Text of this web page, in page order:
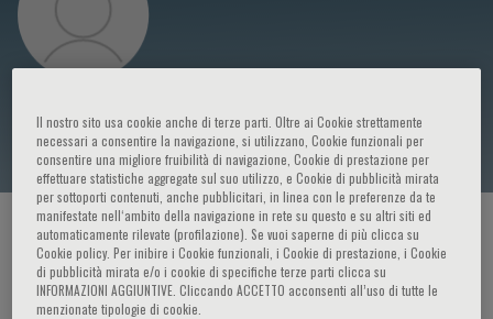
G. de Haan
HOME PAGE / CORSI ED EVENTI / RELATORE
Il nostro sito usa cookie anche di terze parti. Oltre ai Cookie strettamente
necessari a consentire la navigazione, si utilizzano, Cookie funzionali per
consentire una migliore fruibilità di navigazione, Cookie di prestazione per
effettuare statistiche aggregate sul suo utilizzo, e Cookie di pubblicità mirata
per sottoporti contenuti, anche pubblicitari, in linea con le preferenze da te
manifestate nell‘ambito della navigazione in rete su questo e su altri siti ed
automaticamente rilevate (profilazione). Se vuoi saperne di più clicca su
Cookie policy. Per inibire i Cookie funzionali, i Cookie di prestazione, i Cookie
di pubblicità mirata e/o i cookie di specifiche terze parti clicca su
INFORMAZIONI AGGIUNTIVE. Cliccando ACCETTO acconsenti all’uso di tutte le
menzionate tipologie di cookie.